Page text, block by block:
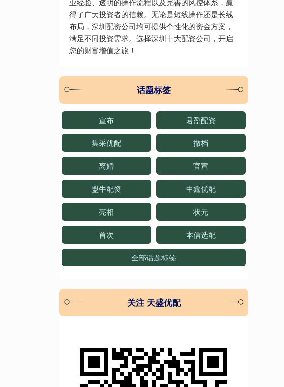
业经验、透明的操作流程以及完善的风控体系，赢
得了广大投资者的信赖。无论是短线操作还是长线
布局，深圳配资公司均可提供个性化的资金方案，
满足不同投资需求。选择深圳十大配资公司，开启
您的财富增值之旅！
话题标签
宣布 君盈配资
集采优配 撤档
离婚 官宣
盟牛配资 中鑫优配
亮相 状元
首次 本信选配
全部话题标签
关注 天盛优配